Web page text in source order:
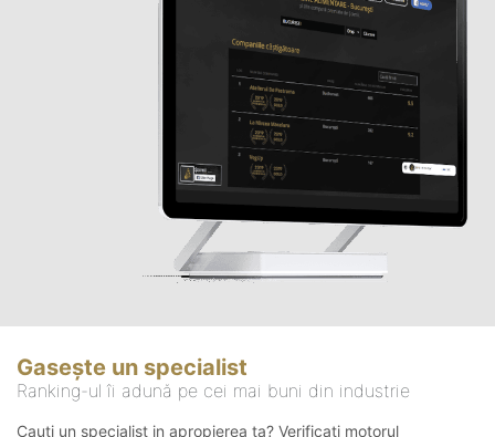
Gasește un specialist
Ranking-ul îi adună pe cei mai buni din industrie
Cauți un specialist in apropierea ta? Verificați motorul